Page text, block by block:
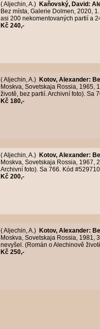
( Aljechin, A.) Kaňovský, David :
Bez místa, Galerie Dolmen, 2020,
asi 200 nekomentovaných partií a
Kč 240,-
( Aljechin, A.) Kotov, Alexander:
Moskva, Sovetskaja Rossia, 1965,
životě, bez partií. Archivní foto). Sa
Kč 180,-
( Aljechin, A.) Kotov, Alexander:
Moskva, Sovetskaja Rossia, 1967,
Archivní foto). Sa 766. Kód
Kč 200,-
( Aljechin, A.) Kotov, Alexander:
Moskva, Sovetskaja Rossia, 1981,
nevyšel. (Román o Alechinově
Kč 250,-